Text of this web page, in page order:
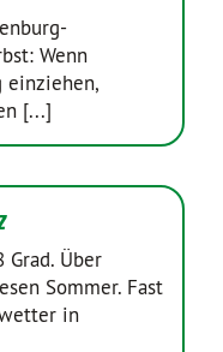
Wenn
einziehen,
[...]
Grad. Über
Sommer. Fast
in